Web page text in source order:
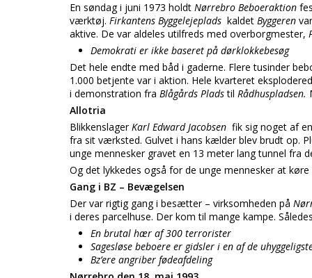
En søndag i juni 1973 holdt Nørrebro Beboeraktion
værktøj. Firkantens Byggelejeplads kaldet Byggeren
aktive. De var aldeles utilfreds med overborgmester,
Demokrati er ikke baseret på dørklokkebesøg
Det hele endte med båd i gaderne. Flere tusinder
1.000 betjente var i aktion. Hele kvarteret
i demonstration fra Blågårds Pladstil Rådhuspladsen.
Allotria
BlikkenslagerKarl Edward Jacobsen fik sig noget af
fra sit værksted. Gulvet i hans kælder blev brudt op.
unge mennesker gravet en 13 meter lang tunnel fra
Og det lykkedes også for de unge mennesker at
Gang i BZ – Bevægelsen
Der var rigtig gang i besætter – virksomheden på
i deres parcelhuse. Der kom til mange kampe.
En brutal hær af 300 terrorister
Sagesløse beboere er gidsler i en af de
Bz’ere angriber fødeafdeling